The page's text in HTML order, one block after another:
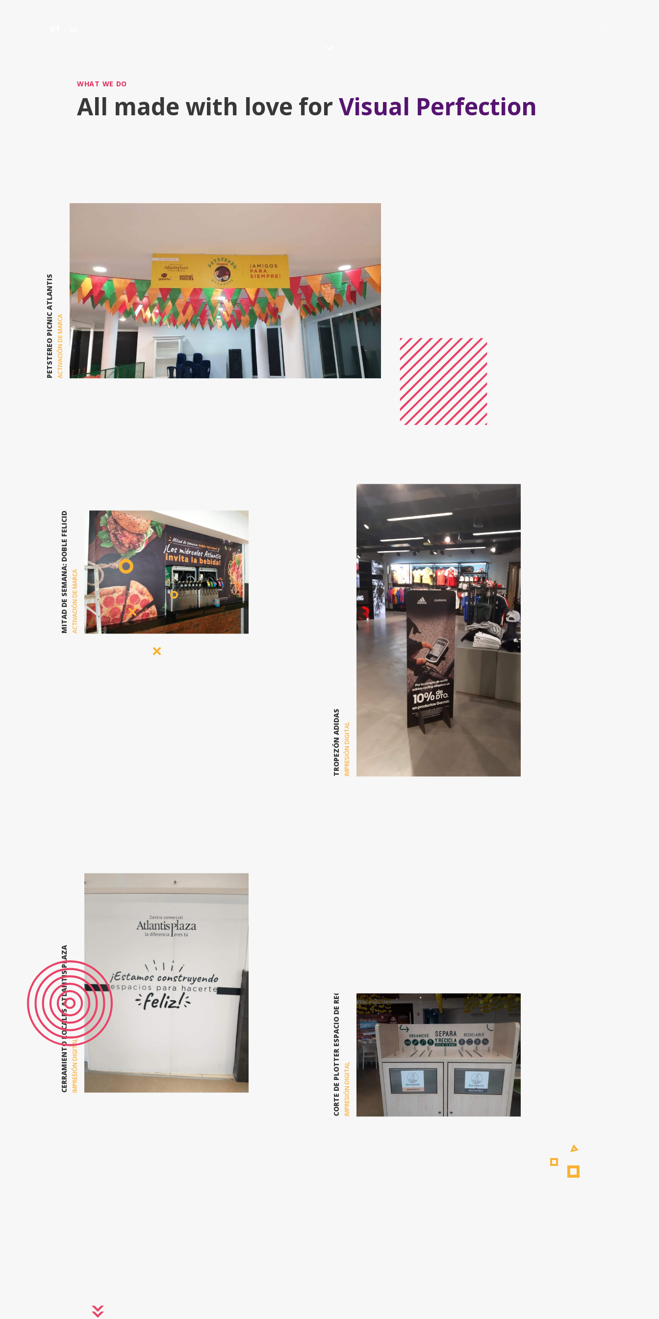
WHAT WE DO
All made with love forVisual Perfection
PETSTEREO PICNIC ATLANTISACTIVACIÓN DE MARCA
MITAD DE SEMANA: DOBLE FELICIDAD ATLANTIS PLAZAACTIVACIÓN DE MARCA
TROPEZÓN ADIDASIMPRESIÓN DIGITAL
CERRAMIENTO LOCALES ATLANTIS PLAZAIMPRESIÓN DIGITAL CORTE DE PLOTTER ESPACIO DE RECICLAJE ATLANTIS PLAZAIMPRESIÓN DIGITAL